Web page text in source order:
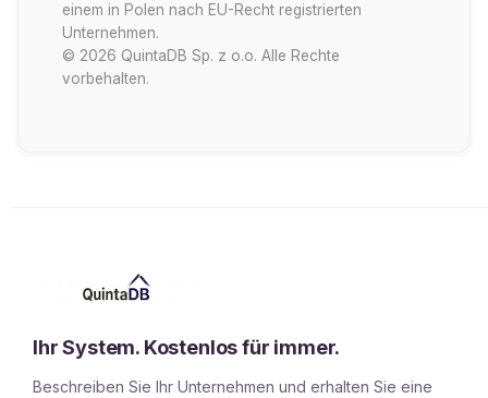
einem in Polen nach EU-Recht registrierten
Unternehmen.
© 2026 QuintaDB Sp. z o.o. Alle Rechte
vorbehalten.
Ihr System. Kostenlos für immer.
Beschreiben Sie Ihr Unternehmen und erhalten Sie eine